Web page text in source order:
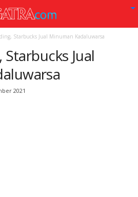
Starbucks Jual Minuman Kadaluwarsa
Jual
2021